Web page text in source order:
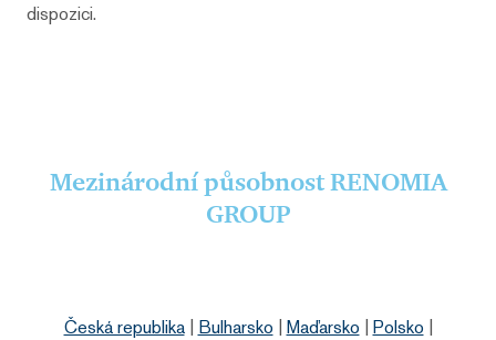
dispozici.
Mezinárodní působnostRENOMIA
GROUP
Česká republika| Bulharsko Maďarsko Polsko